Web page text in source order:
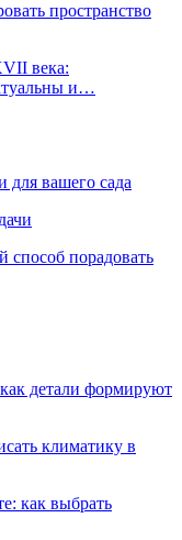
пространство
века:
и…
для вашего сада
способ порадовать
детали формируют
климатику в
как выбрать